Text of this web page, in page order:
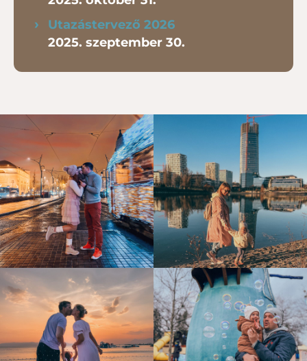
Utazástervező 2026
2025. szeptember 30.